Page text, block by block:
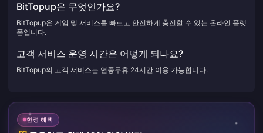
BitTopup은 무엇인가요?
BitTopup은 게임 및 서비스를 빠르고 안전하게 충전할 수 있는 온라인 플랫
폼입니다.
고객 서비스 운영 시간은 어떻게 되나요?
BitTopup의 고객 서비스는 연중무휴 24시간 이용 가능합니다.
한정 혜택